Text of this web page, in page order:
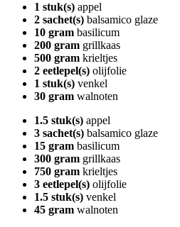
1 stuk(s) appel
2 sachet(s) balsamico glaze
10 gram basilicum
200 gram grillkaas
500 gram krieltjes
2 eetlepel(s) olijfolie
1 stuk(s) venkel
30 gram walnoten
1.5 stuk(s) appel
3 sachet(s) balsamico glaze
15 gram basilicum
300 gram grillkaas
750 gram krieltjes
3 eetlepel(s) olijfolie
1.5 stuk(s) venkel
45 gram walnoten